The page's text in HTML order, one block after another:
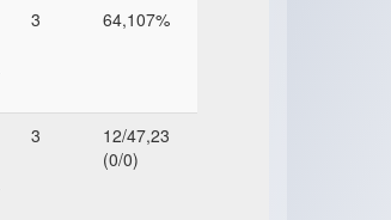
3 64,107%
3
12/47,23
(0/0)